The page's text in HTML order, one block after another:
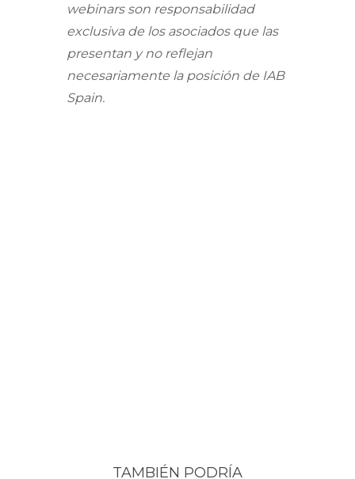
webinars son responsabilidad
exclusiva de los asociados que las
presentan y no reflejan
necesariamente la posición de IAB
Spain.
TAMBIÉN PODRÍA